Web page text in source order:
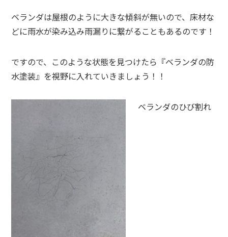
ベランダは屋根のように大きな傾斜が無いので、床材な
どに雨水が染み込み雨漏りに繋がることもあるのです！
ですので、このような状態を見つけたら『ベランダの防
水塗装』を視野に入れていきましょう！！
ベランダのひび割れ